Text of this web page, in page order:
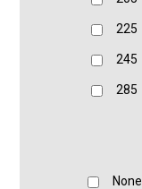
225
245
285
None